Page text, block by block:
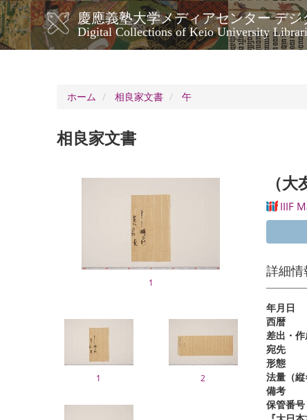
メ
イ
ン
コ
慶應義塾大学メディアセンター デ
Digital Collections of Keio University
メ
イ
ビ
ー
シ
ホーム
相良家文書 午
相良家文書
1
1 2
（
IIIF
詳細情
年月日
西暦
差出・作
宛先
形態
法量（縦
備考
保管番号